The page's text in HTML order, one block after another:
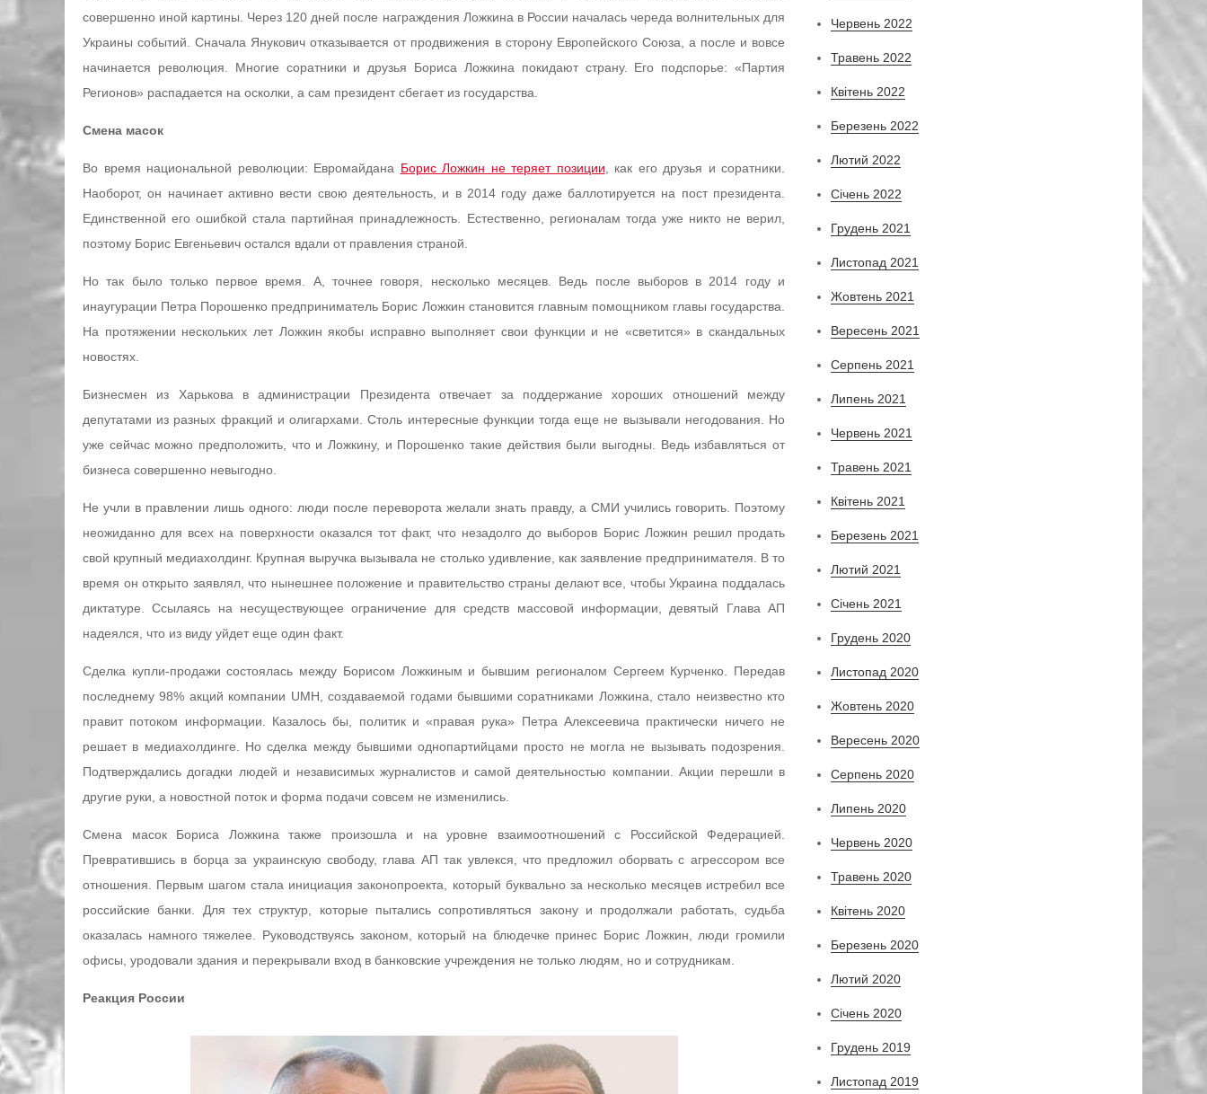
совершенно иной картины. Через 120 дней после награждения Ложкина в России началась череда волнительных для
Украины событий. Сначала Янукович отказывается от продвижения в сторону Европейского Союза, а после и вовсе
начинается революция. Многие соратники и друзья Бориса Ложкина покидают страну. Его подспорье: «Партия
Регионов» распадается на осколки, а сам президент сбегает из государства.
Смена масок
Во время национальной революции: Евромайдана Борис Ложкин не теряет позиции , как его друзья и соратники.
Наоборот, он начинает активно вести свою деятельность, и в 2014 году даже баллотируется на пост президента.
Единственной его ошибкой стала партийная принадлежность. Естественно, регионалам тогда уже никто не верил,
поэтому Борис Евгеньевич остался вдали от правления страной.
Но так было только первое время. А, точнее говоря, несколько месяцев. Ведь после выборов в 2014 году и
инаугурации Петра Порошенко предприниматель Борис Ложкин становится главным помощником главы государства.
На протяжении нескольких лет Ложкин якобы исправно выполняет свои функции и не «светится» в скандальных
новостях.
Бизнесмен из Харькова в администрации Президента отвечает за поддержание хороших отношений между
депутатами из разных фракций и олигархами. Столь интересные функции тогда еще не вызывали негодования. Но
уже сейчас можно предположить, что и Ложкину, и Порошенко такие действия были выгодны. Ведь избавляться от
бизнеса совершенно невыгодно.
Не учли в правлении лишь одного: люди после переворота желали знать правду, а СМИ учились говорить. Поэтому
неожиданно для всех на поверхности оказался тот факт, что незадолго до выборов Борис Ложкин решил продать
свой крупный медиахолдинг. Крупная выручка вызывала не столько удивление, как заявление предпринимателя. В то
время он открыто заявлял, что нынешнее положение и правительство страны делают все, чтобы Украина поддалась
диктатуре. Ссылаясь на несуществующее ограничение для средств массовой информации, девятый Глава АП
надеялся, что из виду уйдет еще один факт.
Сделка купли-продажи состоялась между Борисом Ложкиным и бывшим регионалом Сергеем Курченко. Передав
последнему 98% акций компании UMH, создаваемой годами бывшими соратниками Ложкина, стало неизвестно кто
правит потоком информации. Казалось бы, политик и «правая рука» Петра Алексеевича практически ничего не
решает в медиахолдинге. Но сделка между бывшими однопартийцами просто не могла не вызывать подозрения.
Подтверждались догадки людей и независимых журналистов и самой деятельностью компании. Акции перешли в
другие руки, а новостной поток и форма подачи совсем не изменились.
Смена масок Бориса Ложкина также произошла и на уровне взаимоотношений с Российской Федерацией.
Превратившись в борца за украинскую свободу, глава АП так увлекся, что предложил оборвать с агрессором все
отношения. Первым шагом стала инициация законопроекта, который буквально за несколько месяцев истребил все
российские банки. Для тех структур, которые пытались сопротивляться закону и продолжали работать, судьба
оказалась намного тяжелее. Руководствуясь законом, который на блюдечке принес Борис Ложкин, люди громили
офисы, уродовали здания и перекрывали вход в банковские учреждения не только людям, но и сотрудникам.
Реакция России
Червень 2022
Травень 2022
Квітень 2022
Березень 2022
Лютий 2022
Січень 2022
Грудень 2021
Листопад 2021
Жовтень 2021
Вересень 2021
Серпень 2021
Липень 2021
Червень 2021
Травень 2021
Квітень 2021
Березень 2021
Лютий 2021
Січень 2021
Грудень 2020
Листопад 2020
Жовтень 2020
Вересень 2020
Серпень 2020
Липень 2020
Червень 2020
Травень 2020
Квітень 2020
Березень 2020
Лютий 2020
Січень 2020
Грудень 2019
Листопад 2019